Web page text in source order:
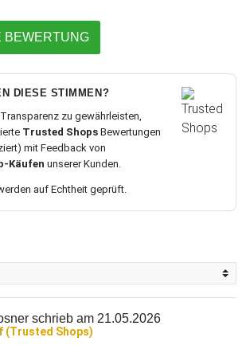
BEWERTUNG
DIESE STIMMEN?
zu gewährleisten,
Trusted Shops Bewertungen
mit Feedback von
Käufen unserer Kunden.
auf Echtheit geprüft.
schrieb am 21.05.2026
(Trusted Shops)